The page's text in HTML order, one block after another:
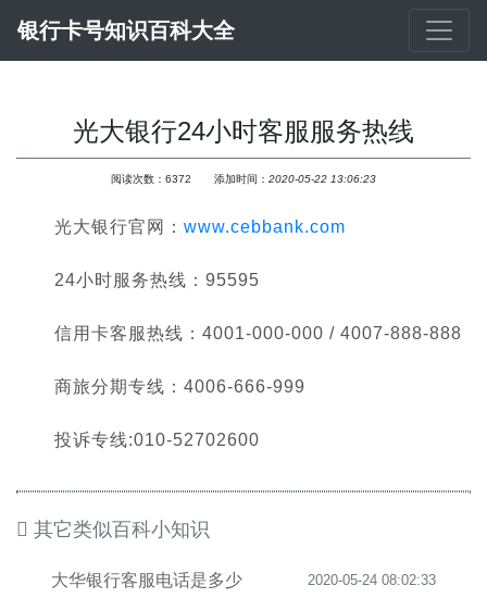
银行卡号知识百科大全
光大银行24小时客服服务热线
阅读次数： 6372 添加时间： 2020-05-22 13:06:23
光大银行官网： www.cebbank.com
24小时服务热线：95595
信用卡客服热线：4001-000-000 / 4007-888-888
商旅分期专线：4006-666-999
投诉专线:010-52702600
其它类似百科小知识
大华银行客服电话是多少 2020-05-24 08:02:33